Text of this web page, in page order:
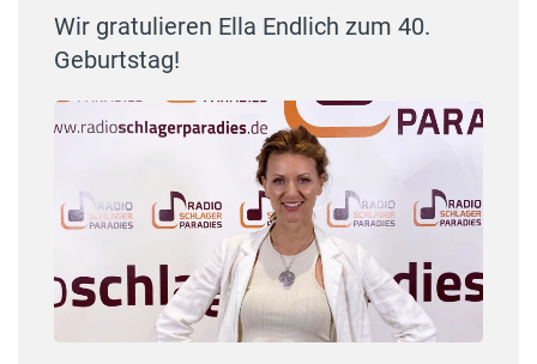
Wir gratulieren Ella Endlich zum 40.
Geburtstag!